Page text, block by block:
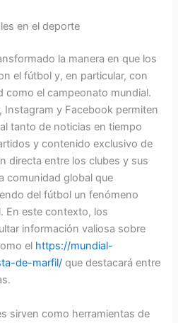
en el deporte
la manera en que los
el fútbol y, en particular, con
como el campeonato mundial.
Instagram y Facebook permiten
tanto de noticias en tiempo
y contenido exclusivo de
directa entre los clubes y sus
comunidad global que
del fútbol un fenómeno
En este contexto, los
información valiosa sobre
el https://mundial-
de-marfil/ que destacará entre
sirven como herramientas de